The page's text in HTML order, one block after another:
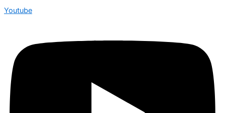
Youtube